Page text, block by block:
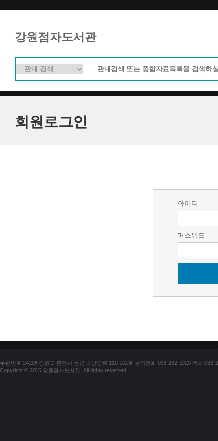
강원점자도서관
회원로그인
아이디
패스워드
우편번호 24209 강원도 춘천시 동면 소양강로 110 102호 문의전화 033-262-1920 팩스 033-
Copyright © 2015 강원점자도서관. All rights reserved.